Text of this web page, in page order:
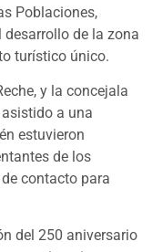
Poblaciones,
de la zona
turístico único.
y la concejala
a una
estuvieron
de los
contacto para
del 250 aniversario